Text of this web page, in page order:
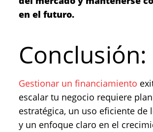
en el futuro.
Conclusión:
Gestionar un financiamiento
escalar tu negocio requiere
estratégica, un uso eficiente de
y un enfoque claro en el